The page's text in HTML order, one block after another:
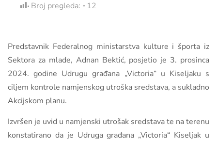
Broj pregleda: 12
Predstavnik Federalnog ministarstva kulture i športa iz
Sektora za mlade, Adnan Bektić, posjetio je 3. prosinca
2024. godine Udrugu građana „Victoria“ u Kiseljaku s
ciljem kontrole namjenskog utroška sredstava, a sukladno
Akcijskom planu.
Izvršen je uvid u namjenski utrošak sredstava te na terenu
konstatirano da je Udruga građana „Victoria“ Kiseljak u